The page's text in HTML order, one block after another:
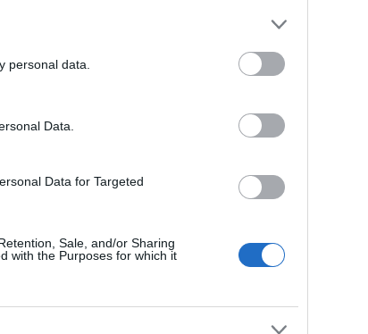
personal data.
Data.
Data for Targeted
Sale, and/or Sharing
with the Purposes for which it
Rusia su ataque
Sin embargo,
hacer que sea un
explican que
guerra o si las
Ola de calor en
temperaturas
alertas hasta el
Corte Penal